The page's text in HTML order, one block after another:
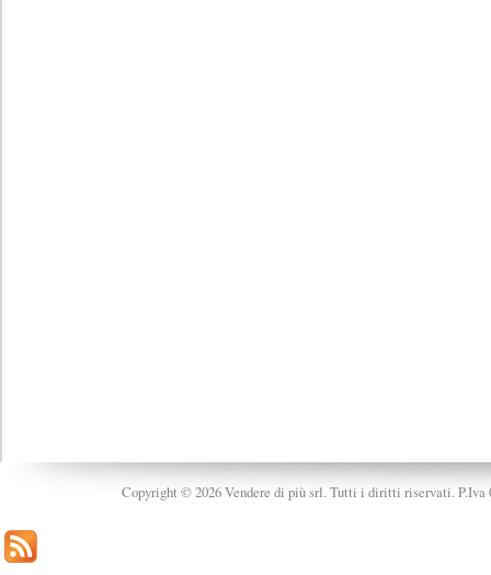
Copyright © 2026 Vendere di più srl. Tutti i diritti riservati. P.Iva